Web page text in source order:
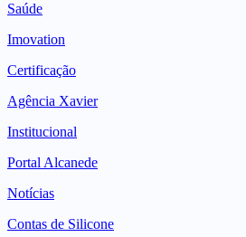
Saúde
Imovation
Certificação
Agência Xavier
Institucional
Portal Alcanede
Notícias
Contas de Silicone